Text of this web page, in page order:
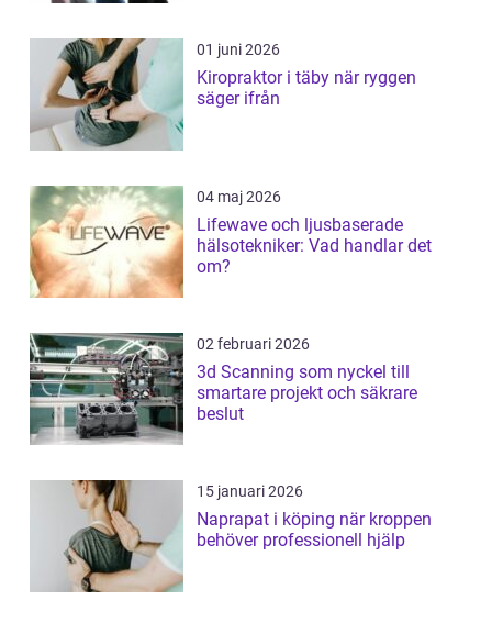
01 juni 2026
Kiropraktor i täby när ryggen
säger ifrån
04 maj 2026
Lifewave och ljusbaserade
hälsotekniker: Vad handlar det
om?
02 februari 2026
3d Scanning som nyckel till
smartare projekt och säkrare
beslut
15 januari 2026
Naprapat i köping när kroppen
behöver professionell hjälp